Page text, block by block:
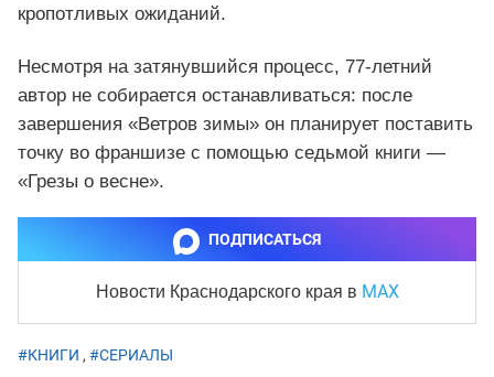
кропотливых ожиданий.
Несмотря на затянувшийся процесс, 77‑летний
автор не собирается останавливаться: после
завершения «Ветров зимы» он планирует поставить
точку во франшизе с помощью седьмой книги —
«Грезы о весне».
ПОДПИСАТЬСЯ
Новости Краснодарского края в MAX
#КНИГИ , #СЕРИАЛЫ